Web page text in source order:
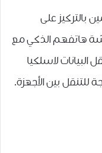
ﺑﺎﻟﺘﺮﻛﻴﺰ ﻋﻠﻰ
ﻫﺎﺗﻔﻬﻢ ﺍﻟﺬﻛﻲ ﻣﻊ
ﻻﺳﻠﻜﻴﺎ
ﻟﻠﺘﻨﻘﻞ ﺑﻴﻦ ﺍﻷﺟﻬﺰﺓ.